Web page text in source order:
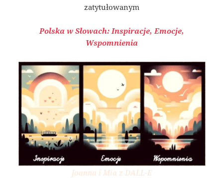
zatytułowanym
Polska w Słowach: Inspiracje, Emocje,
Wspomnienia
Joanna i Mia z DALL-E